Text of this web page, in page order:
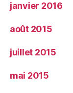
janvier 2016
août 2015
juillet 2015
mai 2015